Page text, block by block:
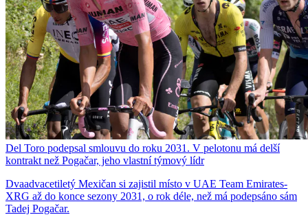
Del Toro podepsal smlouvu do roku 2031. V pelotonu má delší
kontrakt než Pogačar, jeho vlastní týmový lídr
Dvaadvacetiletý Mexičan si zajistil místo v UAE Team Emirates-
XRG až do konce sezony 2031, o rok déle, než má podepsáno sám
Tadej Pogačar.